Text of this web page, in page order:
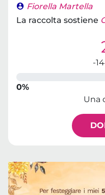
Fiorella Martella
La raccolta sostiene
-
0%
Una